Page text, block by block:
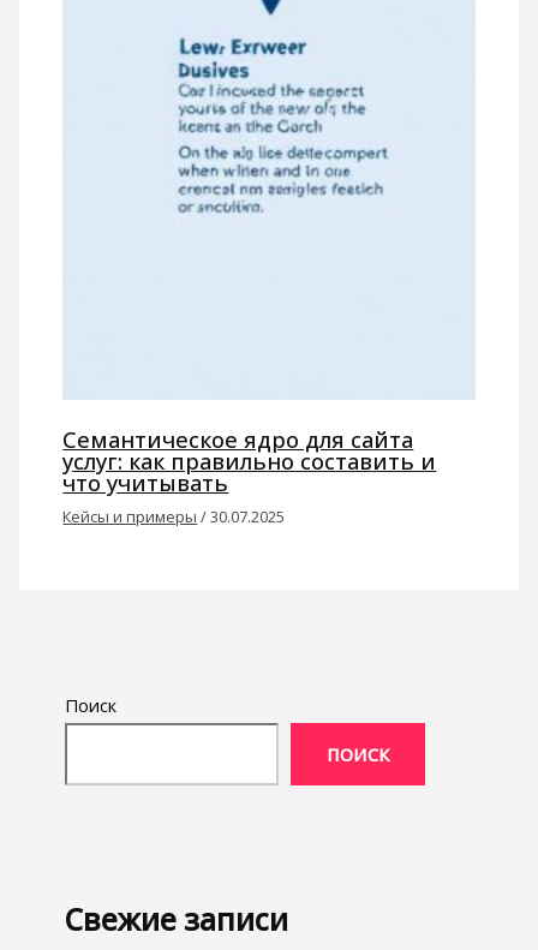
Семантическое ядро для сайта
услуг: как правильно составить и
что учитывать
Кейсы и примеры /30.07.2025
Поиск
ПОИСК
Свежие записи